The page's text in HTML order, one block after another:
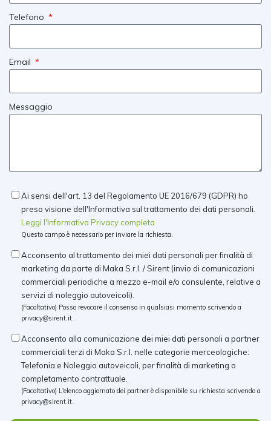
Telefono
Email
Messaggio
Ai sensi dell'art. 13 del Regolamento UE 2016/679 (GDPR) ho
preso visione dell'Informativa sul trattamento dei dati personali.
Leggi l'Informativa Privacy completa
Questo campo è necessario per inviare la richiesta.
Acconsento al trattamento dei miei dati personali per finalità di
marketing da parte di Maka S.r.l. / Sirent (invio di comunicazioni
commerciali periodiche a mezzo e-mail e/o consulente, relative a
servizi di noleggio autoveicoli).
(Facoltativo) Posso revocare il consenso in qualsiasi momento scrivendo a
privacy@sirent.it.
Acconsento alla comunicazione dei miei dati personali a partner
commerciali terzi di Maka S.r.l. nelle categorie merceologiche:
Telefonia e Noleggio autoveicoli, per finalità di marketing o
completamento contrattuale.
(Facoltativo) L'elenco aggiornato dei partner è disponibile su richiesta scrivendo a
privacy@sirent.it.